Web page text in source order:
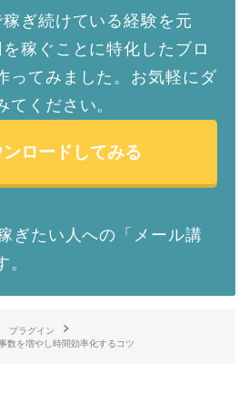
ぎ続けている経験を元
稼ぐことに特化したブロ
ってみました。お気軽にダ
てください。
ンロードしてみる
ぎたい人への「メール講
プラグイン
数を増やし時間効率化するコツ